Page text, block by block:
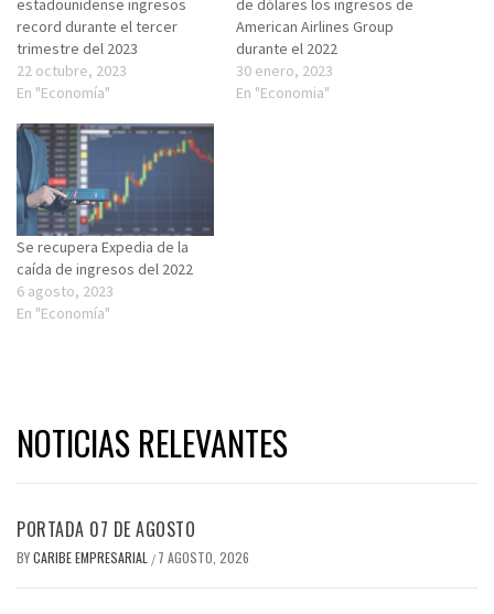
estadounidense ingresos
record durante el tercer
trimestre del 2023
22 octubre, 2023
En "Economía"
de dólares los ingresos de
American Airlines Group
durante el 2022
30 enero, 2023
En "Economia"
Se recupera Expedia de la
caída de ingresos del 2022
6 agosto, 2023
En "Economía"
NOTICIAS RELEVANTES
PORTADA 07 DE AGOSTO
BYCARIBE EMPRESARIAL / 7 AGOSTO, 2026